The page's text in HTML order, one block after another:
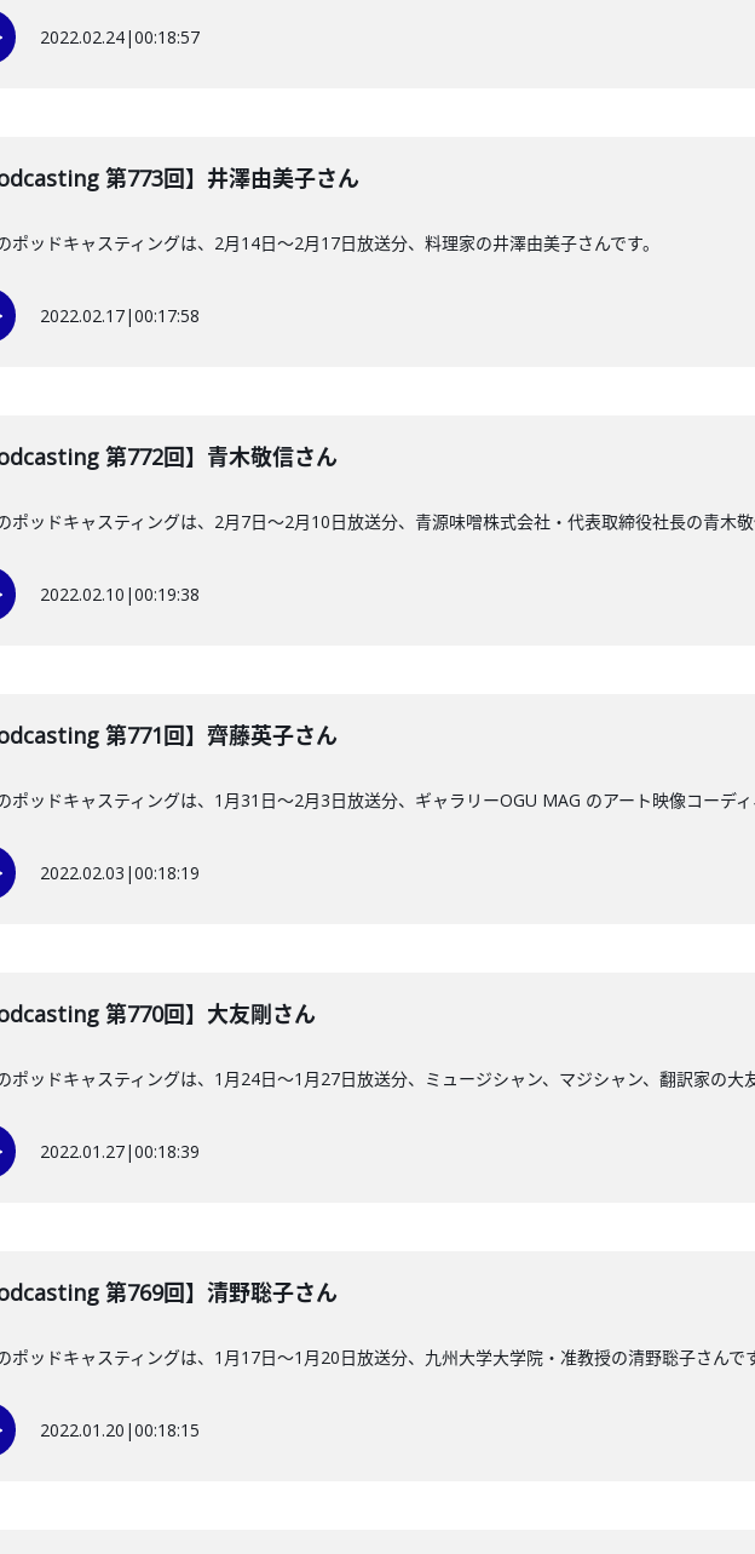
2022.02.24|00:18:57
第773回】井澤由美子さん
ポッドキャスティングは、2月14日〜2月17日放送分、料理家の井澤由美子さんです。
2022.02.17|00:17:58
第772回】青木敬信さん
ポッドキャスティングは、2月7日〜2月10日放送分、青源味噌株式会社・代表取締役社長の青木
2022.02.10 |00:19:38
第771回】齊藤英子さん
ポッドキャスティングは、1月31日〜2月3日放送分、ギャラリーOGU MAG のアート映像コーデ
2022.02.03 |00:18:19
第770回】大友剛さん
ポッドキャスティングは、1月24日〜1月27日放送分、ミュージシャン、マジシャン、翻訳家の大
2022.01.27|00:18:39
第769回】清野聡子さん
ポッドキャスティングは、1月17日〜1月20日放送分、九州大学大学院・准教授の清野聡子さんで
2022.01.20 |00:18:15